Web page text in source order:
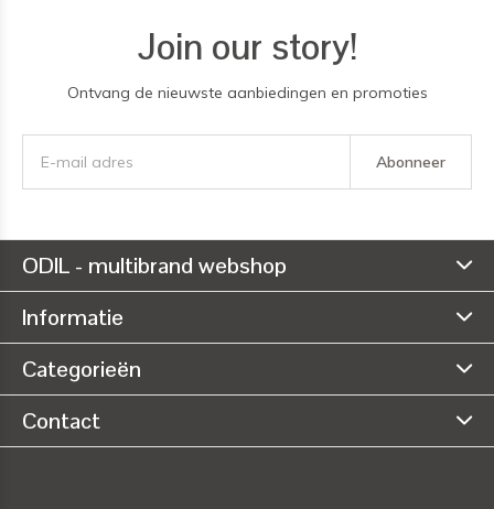
Join our story!
Ontvang de nieuwste aanbiedingen en promoties
Abonneer
ODIL - multibrand webshop
Informatie
Categorieën
Contact